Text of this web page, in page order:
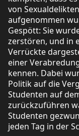
von
aufgenommen
Gespött: Sie
zerstören, und in
Verrückte
einer
kennen. Dabei
Politik auf die
Studenten auf
zurückzuführen
Studenten
jeden Tag in der